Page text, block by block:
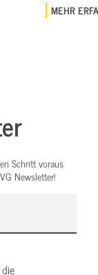
MEHR
Schritt voraus
Newsletter!